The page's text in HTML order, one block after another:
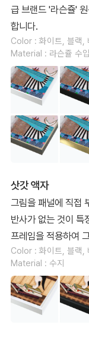
급 브랜드 '라슨쥴'
합니다.
Color : 화이트, 블랙,
Material : 라슨쥴 수
삿갓 액자
그림을 패널에 직접
반사가 없는 것이 특
프레임을 적용하여
Color : 화이트, 블랙,
Material : 수지